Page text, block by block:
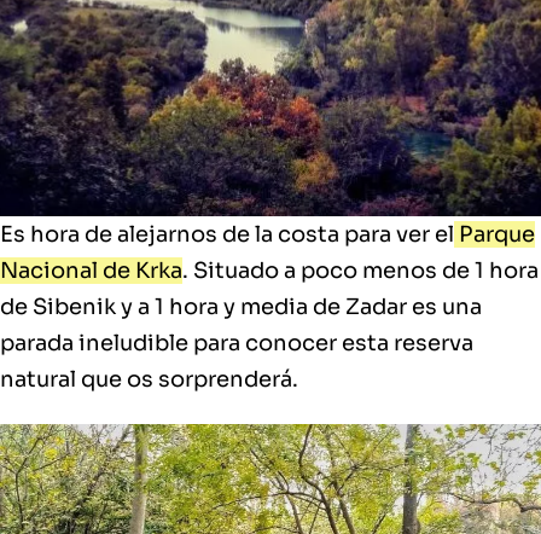
Es hora de alejarnos de la costa para ver el Parque
Nacional de Krka. Situado a poco menos de 1 hora
de Sibenik y a 1 hora y media de Zadar es una
parada ineludible para conocer esta reserva
natural que os sorprenderá.